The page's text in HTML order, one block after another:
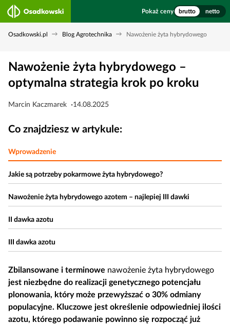
Pokaż ceny brutto netto
Osadkowski.pl Blog Agrotechnika Nawożenie żyta hybrydowego
Nawożenie żyta hybrydowego –
optymalna strategia krok po kroku
Marcin Kaczmarek 14.08.2025
Co znajdziesz w artykule:
Wprowadzenie
Jakie są potrzeby pokarmowe żyta hybrydowego?
Nawożenie żyta hybrydowego azotem – najlepiej III dawki
II dawka azotu
III dawka azotu
Zbilansowane i terminowe nawożenie żyta hybrydowego
jest niezbędne do realizacji genetycznego potencjału
plonowania, który może przewyższać o 30% odmiany
populacyjne. Kluczowe jest określenie odpowiedniej ilości
azotu, którego podawanie powinno się rozpocząć już